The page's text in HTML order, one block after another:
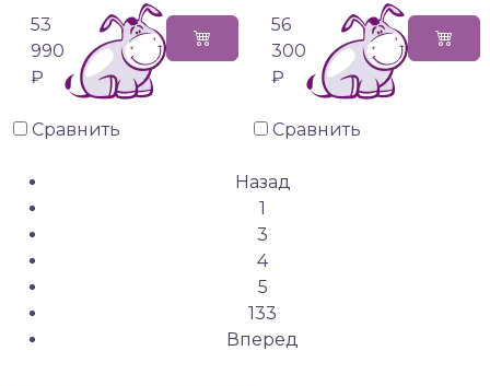
53
990
₽
Сравнить
56
300
₽
Сравнить
Назад
1
3
4
5
133
Вперед